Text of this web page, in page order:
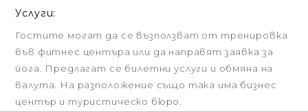
Услуги:
Гостите могат да се възползват от тренировка
във фитнес центъра или да направят заявка за
йога. Предлагат се билетни услуги и обмяна на
валута. На разположение също така има бизнес
център и туристическо бюро.